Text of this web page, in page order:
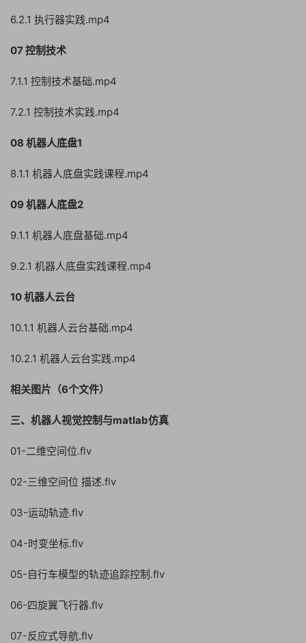
6.2.1 执行器实践.mp4
07 控制技术
7.1.1 控制技术基础.mp4
7.2.1 控制技术实践.mp4
08 机器人底盘1
8.1.1 机器人底盘实践课程.mp4
09 机器人底盘2
9.1.1 机器人底盘基础.mp4
9.2.1 机器人底盘实践课程.mp4
10 机器人云台
10.1.1 机器人云台基础.mp4
10.2.1 机器人云台实践.mp4
相关图片（6个文件）
三、机器人视觉控制与matlab仿真
01-二维空间位.flv
02-三维空间位 描述.flv
03-运动轨迹.flv
04-时变坐标.flv
05-自行车模型的轨迹追踪控制.flv
06-四旋翼飞行器.flv
07-反应式导航.flv